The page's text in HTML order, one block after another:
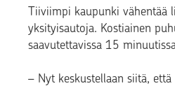
Tiiviimpi kaupunki vähentää
yksityisautoja. Kostiainen
saavutettavissa 15
– Nyt keskustellaan siitä,